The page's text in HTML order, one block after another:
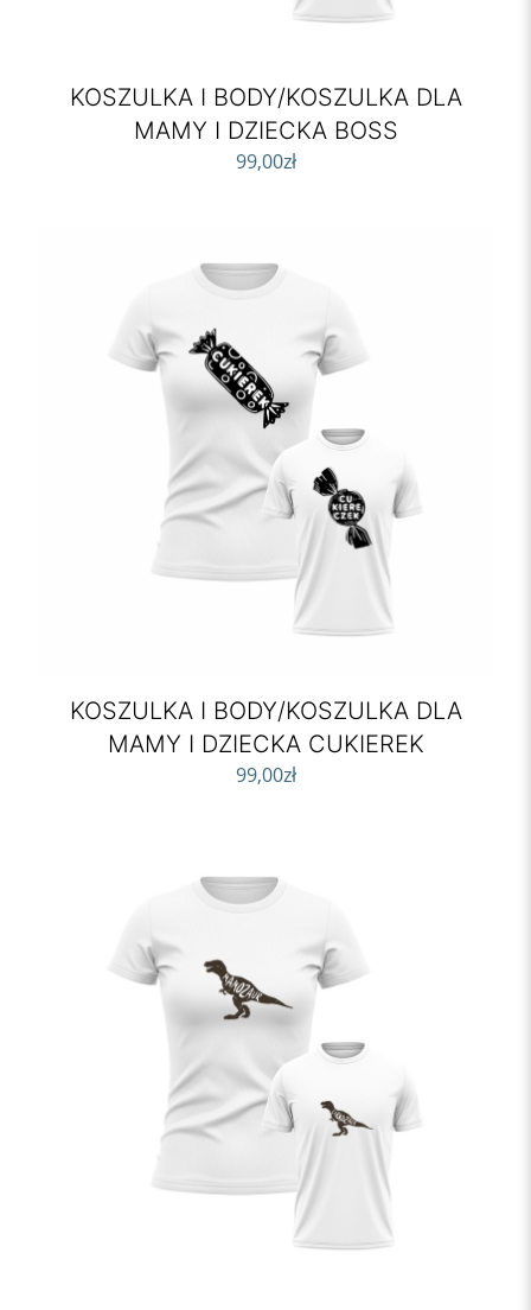
KOSZULKA I BODY/KOSZULKA DLA
MAMY I DZIECKA BOSS
99,00zł
KOSZULKA I BODY/KOSZULKA DLA
MAMY I DZIECKA CUKIEREK
99,00zł